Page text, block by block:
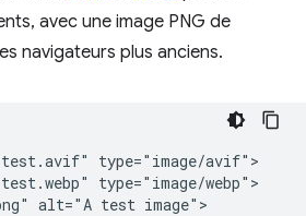
avec une image PNG de
navigateurs plus anciens.
type="image/avif">
type="image/webp">
alt="A test image">